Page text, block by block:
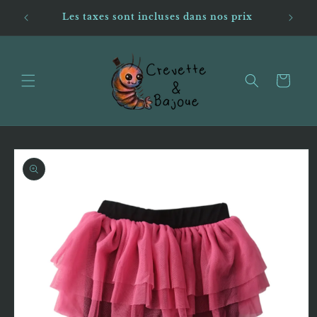
et passer
au
contenu
Les taxes sont incluses dans nos prix
Panier
Passer aux
informations
produits